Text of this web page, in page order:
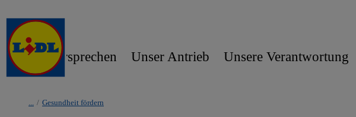
Unser Versprechen Unser Antrieb Unsere Verantwortung
/ Gesundheit fördern